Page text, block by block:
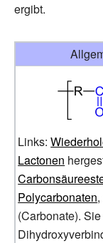
ergibt.
Links:
Lactonen
Polycarbonaten
(Carbonate).